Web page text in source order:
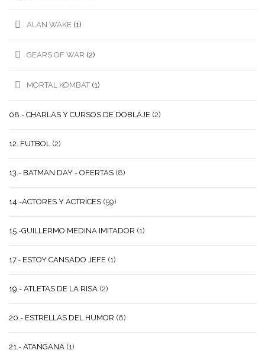
ALAN WAKE (1)
GEARS OF WAR (2)
MORTAL KOMBAT (1)
08.- CHARLAS Y CURSOS DE DOBLAJE (2)
12. FUTBOL (2)
13.- BATMAN DAY - OFERTAS (8)
14.-ACTORES Y ACTRICES (59)
15.-GUILLERMO MEDINA IMITADOR (1)
17.- ESTOY CANSADO JEFE (1)
19.- ATLETAS DE LA RISA (2)
20.- ESTRELLAS DEL HUMOR (6)
21.- ATANGANA (1)